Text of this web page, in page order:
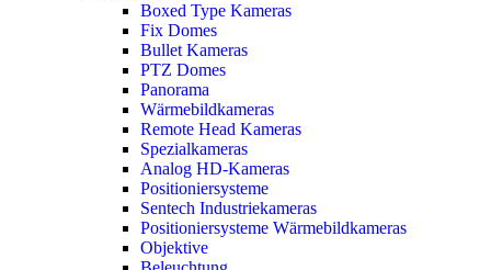
Boxed Type Kameras
Fix Domes
Bullet Kameras
PTZ Domes
Panorama
Wärmebildkameras
Remote Head Kameras
Spezialkameras
Analog HD-Kameras
Positioniersysteme
Sentech Industriekameras
Positioniersysteme Wärmebildkameras
Objektive